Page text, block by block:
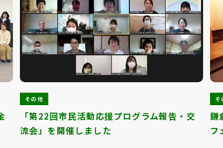
その他
「第22回市民活動応援プログラム報告・交
流会」を開催しました
そ
鎌
フ